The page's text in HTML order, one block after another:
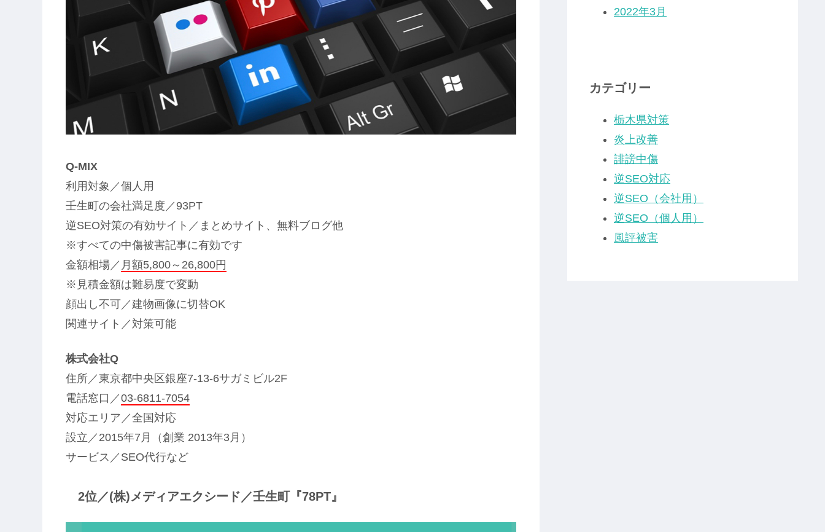
Q-MIX
利用対象／個人用
壬生町の会社満足度／93PT
逆SEO対策の有効サイト／まとめサイト、無料ブログ他
※すべての中傷被害記事に有効です
金額相場／ 月額5,800～26,800円
※見積金額は難易度で変動
顔出し不可／建物画像に切替OK
関連サイト／対策可能
株式会社Q
住所／東京都中央区銀座7-13-6サガミビル2F
電話窓口／03-6811-7054
対応エリア／全国対応
設立／2015年7月（創業 2013年3月）
サービス／SEO代行など
2位／(株)メディアエクシード／壬生町『78PT』
2022年3月
カテゴリー
栃木県対策
炎上改善
誹謗中傷
逆SEO対応
逆SEO（会社用）
逆SEO（個人用）
風評被害